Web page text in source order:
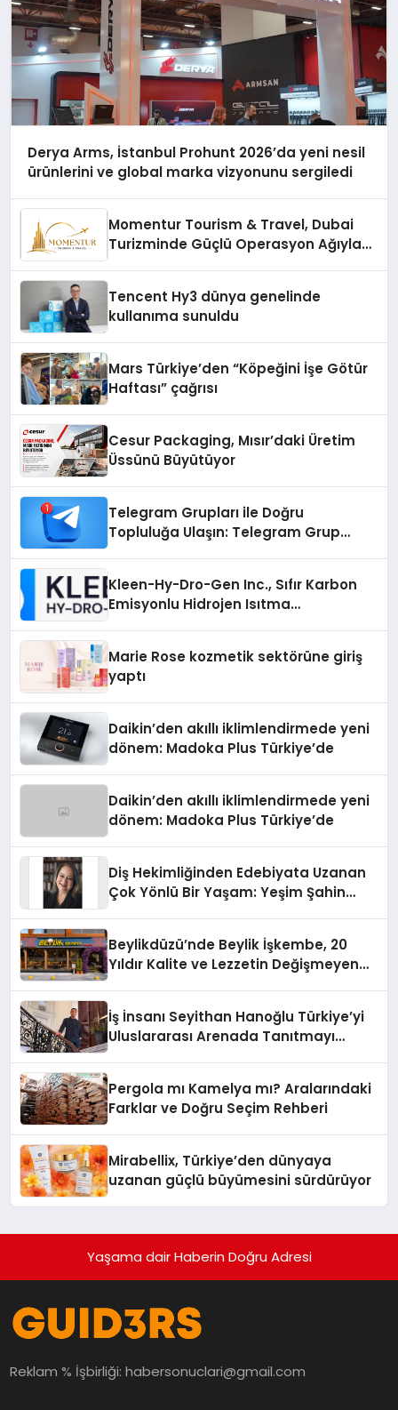
Derya Arms, İstanbul Prohunt 2026’da yeni nesil
ürünlerini ve global marka vizyonunu sergiledi
Momentur Tourism & Travel, Dubai
Turizminde Güçlü Operasyon Ağıyla
Tencent Hy3 dünya genelinde
kullanıma sunuldu
Mars Türkiye’den “Köpeğini İşe Götür
Haftası” çağrısı
Cesur Packaging, Mısır’daki Üretim
Üssünü Büyütüyor
Telegram Grupları ile Doğru
Topluluğa Ulaşın: Telegram Grup
Kleen-Hy-Dro-Gen Inc., Sıfır Karbon
Emisyonlu Hidrojen Isıtma
Marie Rose kozmetik sektörüne giriş
yaptı
Daikin’den akıllı iklimlendirmede yeni
dönem: Madoka Plus Türkiye’de
Daikin’den akıllı iklimlendirmede yeni
dönem: Madoka Plus Türkiye’de
Diş Hekimliğinden Edebiyata Uzanan
Çok Yönlü Bir Yaşam: Yeşim Şahin
Beylikdüzü’nde Beylik İşkembe, 20
Yıldır Kalite ve Lezzetin Değişmeyen
İş İnsanı Seyithan Hanoğlu Türkiye’yi
Uluslararası Arenada Tanıtmayı
Pergola mı Kamelya mı? Aralarındaki
Farklar ve Doğru Seçim Rehberi
Mirabellix, Türkiye’den dünyaya
uzanan güçlü büyümesini sürdürüyor
Yaşama dair Haberin Doğru Adresi
Reklam % İşbirliği:habersonuclari@gmail.com